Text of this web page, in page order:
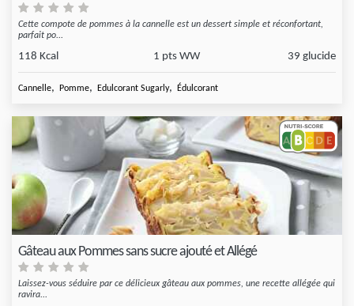
Cette compote de pommes à la cannelle est un dessert simple et réconfortant,
parfait po...
118 Kcal 1 pts WW 39 glucide
Cannelle, Pomme, Edulcorant Sugarly, Édulcorant
Gâteau aux Pommes sans sucre ajouté et Allégé
Laissez-vous séduire par ce délicieux gâteau aux pommes, une recette allégée qui
ravira...